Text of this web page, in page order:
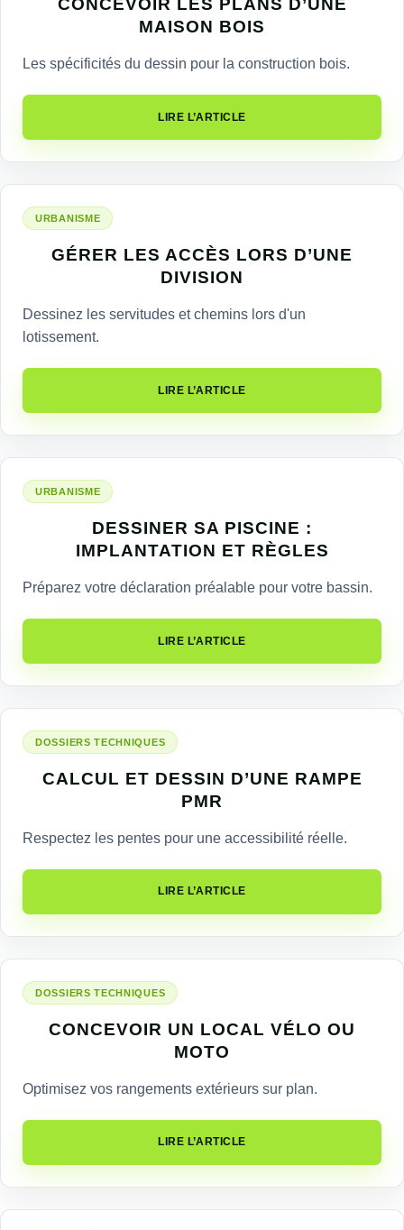
CONCEVOIR LES PLANS D’UNE
MAISON BOIS
Les spécificités du dessin pour la construction bois.
LIRE L’ARTICLE
URBANISME
GÉRER LES ACCÈS LORS D’UNE
DIVISION
Dessinez les servitudes et chemins lors d'un
lotissement.
LIRE L’ARTICLE
URBANISME
DESSINER SA PISCINE :
IMPLANTATION ET RÈGLES
Préparez votre déclaration préalable pour votre bassin.
LIRE L’ARTICLE
DOSSIERS TECHNIQUES
CALCUL ET DESSIN D’UNE RAMPE
PMR
Respectez les pentes pour une accessibilité réelle.
LIRE L’ARTICLE
DOSSIERS TECHNIQUES
CONCEVOIR UN LOCAL VÉLO OU
MOTO
Optimisez vos rangements extérieurs sur plan.
LIRE L’ARTICLE